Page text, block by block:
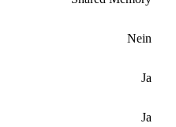
Nein
Ja
Ja